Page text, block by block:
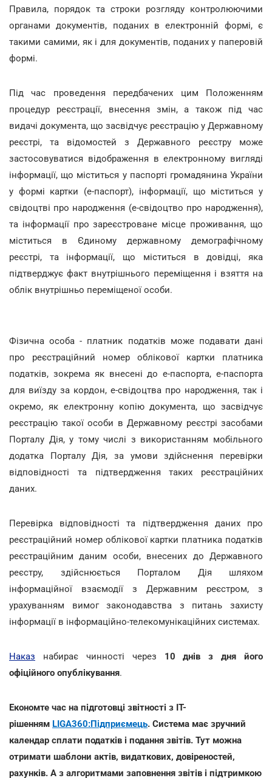
Правила, порядок та строки розгляду контролюючими
органами документів, поданих в електронній формі, є
такими самими, як і для документів, поданих у паперовій
формі.
Під час проведення передбачених цим Положенням
процедур реєстрації, внесення змін, а також під час
видачі документа, що засвідчує реєстрацію у Державному
реєстрі, та відомостей з Державного реєстру може
застосовуватися відображення в електронному вигляді
інформації, що міститься у паспорті громадянина України
у формі картки (е-паспорт), інформації, що міститься у
свідоцтві про народження (е-свідоцтво про народження),
та інформації про зареєстроване місце проживання, що
міститься в Єдиному державному демографічному
реєстрі, та інформації, що міститься в довідці, яка
підтверджує факт внутрішнього переміщення і взяття на
облік внутрішньо переміщеної особи.
Фізична особа - платник податків може подавати дані
про реєстраційний номер облікової картки платника
податків, зокрема як внесені до е-паспорта, е-паспорта
для виїзду за кордон, е-свідоцтва про народження, так і
окремо, як електронну копію документа, що засвідчує
реєстрацію такої особи в Державному реєстрі засобами
Порталу Дія, у тому числі з використанням мобільного
додатка Порталу Дія, за умови здійснення перевірки
відповідності та підтвердження таких реєстраційних
даних.
Перевірка відповідності та підтвердження даних про
реєстраційний номер облікової картки платника податків
реєстраційним даним особи, внесених до Державного
реєстру, здійснюється Порталом Дія шляхом
інформаційної взаємодії з Державним реєстром, з
урахуванням вимог законодавства з питань захисту
інформації в інформаційно-телекомунікаційних системах.
Наказ набирає чинності через 10 днів з дня його
офіційного опублікування.
Економте час на підготовці звітності з IT-
рішенням LIGA360:Підприємець. Система має зручний
календар сплати податків і подання звітів. Тут можна
отримати шаблони актів, видаткових, довіреностей,
рахунків. А з алгоритмами заповнення звітів і підтримкою